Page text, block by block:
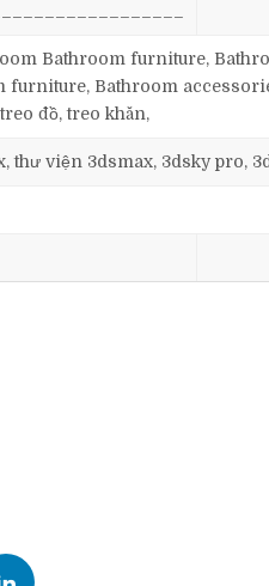
Bathroom furniture,
Bathroom
đồ, treo khăn,
thư viện 3dsmax, 3dsky pro,